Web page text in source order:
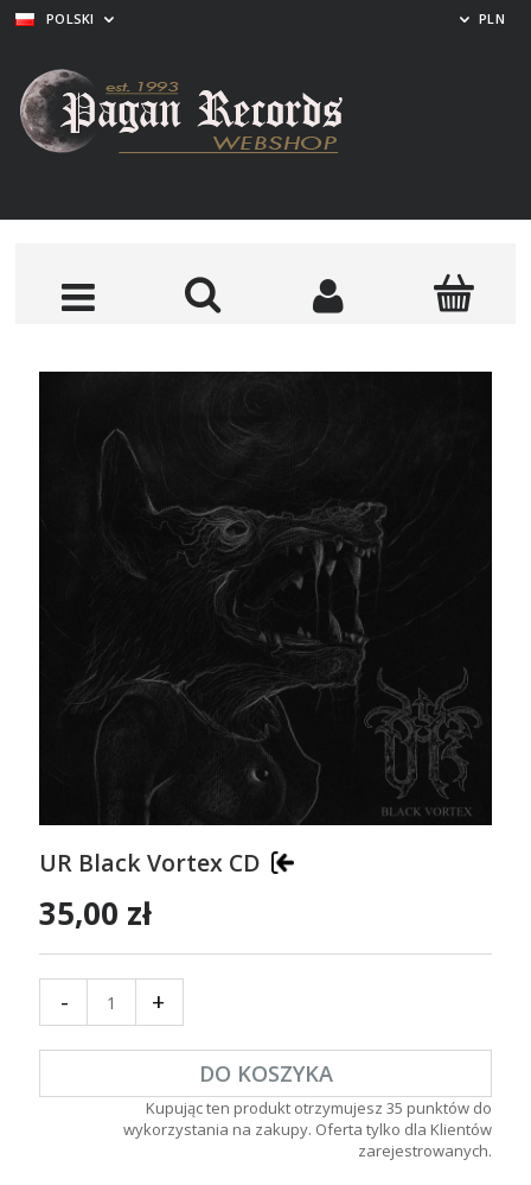
POLSKI PLN
UR Black Vortex CD
35,00 zł
- +
DO KOSZYKA
Kupując ten produkt otrzymujesz 35 punktów do
wykorzystania na zakupy. Oferta tylko dla Klientów
zarejestrowanych.